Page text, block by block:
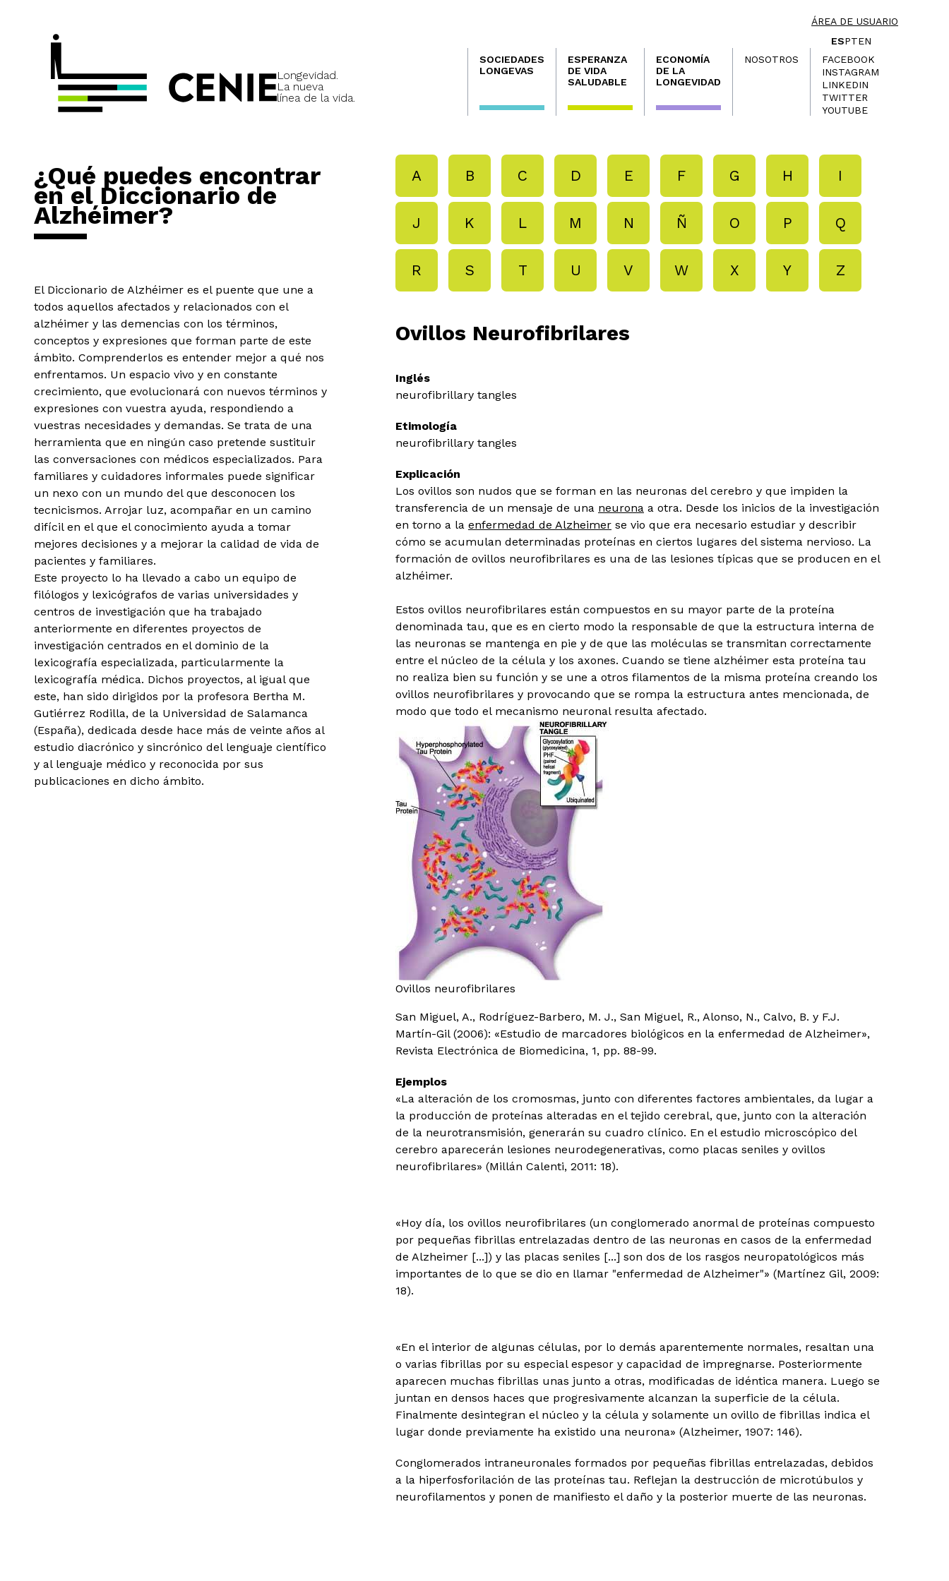
ÁREA DE USUARIO
Longevidad.
La nueva
línea de la vida.
ESPTEN
Navegación
principal
SOCIEDADES
LONGEVAS
ESPERANZA
DE VIDA
SALUDABLE
ECONOMÍA
DE LA
LONGEVIDAD
NOSOTROS
FACEBOOK
INSTAGRAM
LINKEDIN
TWITTER
YOUTUBE
¿Qué puedes encontrar
en el Diccionario de
Alzhéimer?
El Diccionario de Alzhéimer es el puente que une a
todos aquellos afectados y relacionados con el
alzhéimer y las demencias con los términos,
conceptos y expresiones que forman parte de este
ámbito. Comprenderlos es entender mejor a qué nos
enfrentamos. Un espacio vivo y en constante
crecimiento, que evolucionará con nuevos términos y
expresiones con vuestra ayuda, respondiendo a
vuestras necesidades y demandas. Se trata de una
herramienta que en ningún caso pretende sustituir
las conversaciones con médicos especializados. Para
familiares y cuidadores informales puede significar
un nexo con un mundo del que desconocen los
tecnicismos. Arrojar luz, acompañar en un camino
difícil en el que el conocimiento ayuda a tomar
mejores decisiones y a mejorar la calidad de vida de
pacientes y familiares.
Este proyecto lo ha llevado a cabo un equipo de
filólogos y lexicógrafos de varias universidades y
centros de investigación que ha trabajado
anteriormente en diferentes proyectos de
investigación centrados en el dominio de la
lexicografía especializada, particularmente la
lexicografía médica. Dichos proyectos, al igual que
este, han sido dirigidos por la profesora Bertha M.
Gutiérrez Rodilla, de la Universidad de Salamanca
(España), dedicada desde hace más de veinte años al
estudio diacrónico y sincrónico del lenguaje científico
y al lenguaje médico y reconocida por sus
publicaciones en dicho ámbito.
A B C D E F G H I
J K L M N Ñ O P Q
R S T U V W X Y Z
Ovillos Neurofibrilares
Inglés
neurofibrillary tangles
Etimología
neurofibrillary tangles
Explicación
Los ovillos son nudos que se forman en las neuronas del cerebro y que impiden la
transferencia de un mensaje de una neurona a otra. Desde los inicios de la investigación
en torno a la enfermedad de Alzheimer se vio que era necesario estudiar y describir
cómo se acumulan determinadas proteínas en ciertos lugares del sistema nervioso. La
formación de ovillos neurofibrilares es una de las lesiones típicas que se producen en el
alzhéimer.
Estos ovillos neurofibrilares están compuestos en su mayor parte de la proteína
denominada tau, que es en cierto modo la responsable de que la estructura interna de
las neuronas se mantenga en pie y de que las moléculas se transmitan correctamente
entre el núcleo de la célula y los axones. Cuando se tiene alzhéimer esta proteína tau
no realiza bien su función y se une a otros filamentos de la misma proteína creando los
ovillos neurofibrilares y provocando que se rompa la estructura antes mencionada, de
modo que todo el mecanismo neuronal resulta afectado.
Ovillos neurofibrilares
San Miguel, A., Rodríguez-Barbero, M. J., San Miguel, R., Alonso, N., Calvo, B. y F.J.
Martín-Gil (2006): «Estudio de marcadores biológicos en la enfermedad de Alzheimer»,
Revista Electrónica de Biomedicina, 1, pp. 88-99.
Ejemplos
«La alteración de los cromosmas, junto con diferentes factores ambientales, da lugar a
la producción de proteínas alteradas en el tejido cerebral, que, junto con la alteración
de la neurotransmisión, generarán su cuadro clínico. En el estudio microscópico del
cerebro aparecerán lesiones neurodegenerativas, como placas seniles y ovillos
neurofibrilares» (Millán Calenti, 2011: 18).
«Hoy día, los ovillos neurofibrilares (un conglomerado anormal de proteínas compuesto
por pequeñas fibrillas entrelazadas dentro de las neuronas en casos de la enfermedad
de Alzheimer [...]) y las placas seniles [...] son dos de los rasgos neuropatológicos más
importantes de lo que se dio en llamar "enfermedad de Alzheimer"» (Martínez Gil, 2009:
18).
«En el interior de algunas células, por lo demás aparentemente normales, resaltan una
o varias fibrillas por su especial espesor y capacidad de impregnarse. Posteriormente
aparecen muchas fibrillas unas junto a otras, modificadas de idéntica manera. Luego se
juntan en densos haces que progresivamente alcanzan la superficie de la célula.
Finalmente desintegran el núcleo y la célula y solamente un ovillo de fibrillas indica el
lugar donde previamente ha existido una neurona» (Alzheimer, 1907: 146).
Conglomerados intraneuronales formados por pequeñas fibrillas entrelazadas, debidos
a la hiperfosforilación de las proteínas tau. Reflejan la destrucción de microtúbulos y
neurofilamentos y ponen de manifiesto el daño y la posterior muerte de las neuronas.